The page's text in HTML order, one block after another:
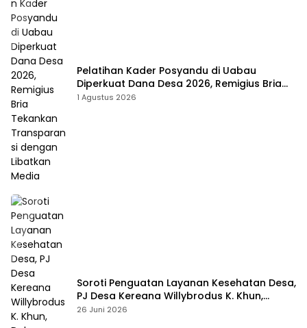
Pelatihan Kader Posyandu di Uabau
Diperkuat Dana Desa 2026, Remigius Bria
Tekankan Transparansi dengan Libatkan
1 Agustus 2026
Soroti Penguatan Layanan Kesehatan Desa,
PJ Desa Kereana Willybrodus K. Khun,
Dukung Penuh Pelatihan Kader Posyandu
26 Juni 2026